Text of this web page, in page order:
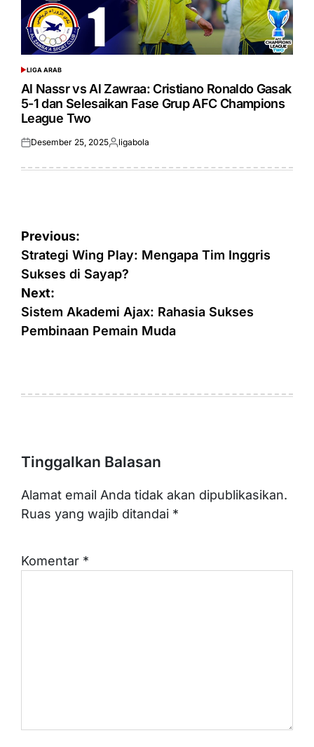
POSTED
IN
LIGA ARAB
Al Nassr vs Al Zawraa: Cristiano Ronaldo Gasak
5-1 dan Selesaikan Fase Grup AFC Champions
League Two
Posted
Desember 25, 2025Posted
ligabola
Navigasi
pos
Previous:
Strategi Wing Play: Mengapa Tim Inggris
Sukses di Sayap?
Next:
Sistem Akademi Ajax: Rahasia Sukses
Pembinaan Pemain Muda
Tinggalkan Balasan
Alamat email Anda tidak akan dipublikasikan.
Ruas yang wajib ditandai *
Komentar *